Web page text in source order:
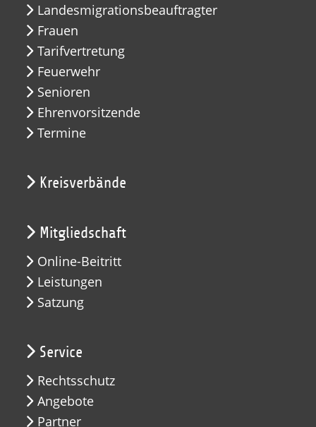
Landesmigrationsbeauftragter
Frauen
Tarifvertretung
Feuerwehr
Senioren
Ehrenvorsitzende
Termine
Kreisverbände
Mitgliedschaft
Online-Beitritt
Leistungen
Satzung
Service
Rechtsschutz
Angebote
Partner